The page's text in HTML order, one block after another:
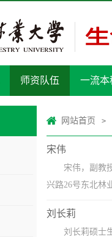
师资队伍 一流本
网站首页 >
宋伟
宋伟，副教
兴路26号东北林
刘长莉
刘长莉硕士